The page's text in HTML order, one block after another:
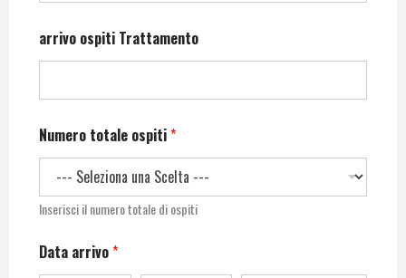
arrivo ospiti Trattamento
Numero totale ospiti*
Inserisci il numero totale di ospiti
Data arrivo*